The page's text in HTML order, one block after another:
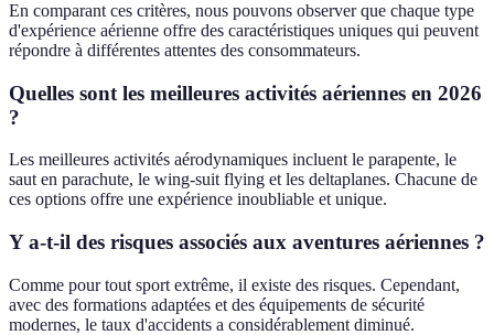
En comparant ces critères, nous pouvons observer que chaque type
d'expérience aérienne offre des caractéristiques uniques qui peuvent
répondre à différentes attentes des consommateurs.
Quelles sont les meilleures activités aériennes en 2026
?
Les meilleures activités aérodynamiques incluent le parapente, le
saut en parachute, le wing-suit flying et les deltaplanes. Chacune de
ces options offre une expérience inoubliable et unique.
Y a-t-il des risques associés aux aventures aériennes ?
Comme pour tout sport extrême, il existe des risques. Cependant,
avec des formations adaptées et des équipements de sécurité
modernes, le taux d'accidents a considérablement diminué.